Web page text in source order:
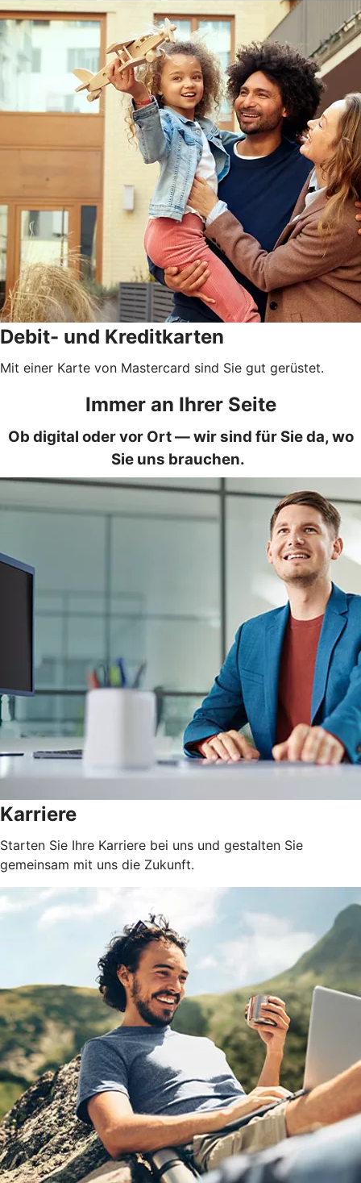
Debit- und Kreditkarten
Mit einer Karte von Mastercard sind Sie gut gerüstet.
Immer an Ihrer Seite
Ob digital oder vor Ort — wir sind für Sie da, wo
Sie uns brauchen.
Karriere
Starten Sie Ihre Karriere bei uns und gestalten Sie
gemeinsam mit uns die Zukunft.